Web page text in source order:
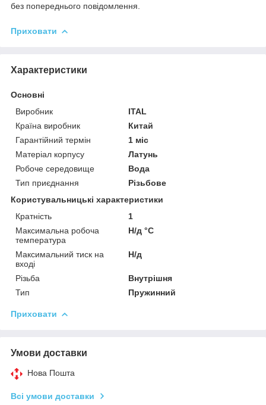
без попереднього повідомлення.
Приховати
Характеристики
Основні
Виробник
ITAL
Країна виробник
Китай
Гарантійний термін
1 міс
Матеріал корпусу
Латунь
Робоче середовище
Вода
Тип приєднання
Різьбове
Користувальницькі характеристики
Кратність
1
Максимальна робоча
температура
Н/д °C
Максимальний тиск на
вході
Н/д
Різьба
Внутрішня
Тип
Пружинний
Приховати
Умови доставки
Нова Пошта
Всі умови доставки